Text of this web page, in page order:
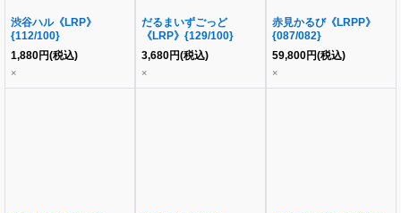
渋谷ハル《LRP》
{112/100}
1,880円(税込)
×
だるまいずごっど
《LRP》{129/100}
3,680円(税込)
×
赤見かるび《LRPP》
{087/082}
59,800円(税込)
×